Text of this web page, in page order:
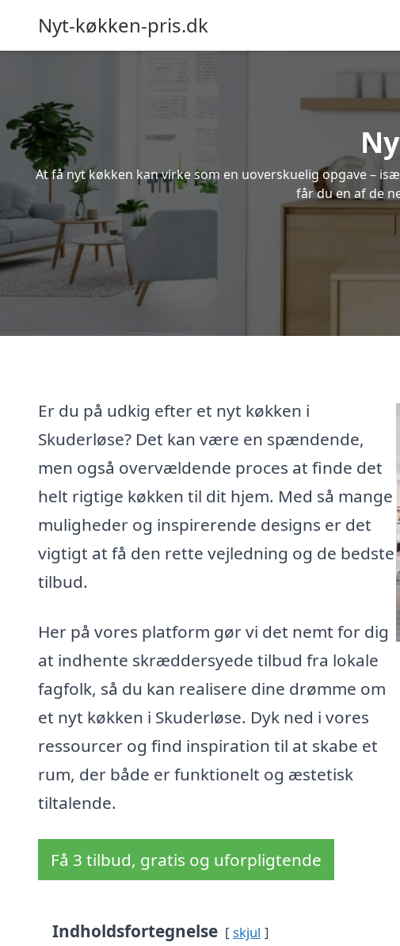
Nyt-køkken-pris.dk
At få nyt køkken kan virke som en uoverskuelig opgave –
får du en af de
Er du på udkig efter et nyt køkken i
Skuderløse? Det kan være en spændende,
men også overvældende proces at finde det
helt rigtige køkken til dit hjem. Med så mange
muligheder og inspirerende designs er det
vigtigt at få den rette vejledning og de bedste
tilbud.
Her på vores platform gør vi det nemt for dig
at indhente skræddersyede tilbud fra lokale
fagfolk, så du kan realisere dine drømme om
et nyt køkken i Skuderløse. Dyk ned i vores
ressourcer og find inspiration til at skabe et
rum, der både er funktionelt og æstetisk
tiltalende.
Få 3 tilbud, gratis og uforpligtende
Indholdsfortegnelse skjul